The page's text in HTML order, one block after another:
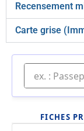
Recensement
Carte grise
FICHES